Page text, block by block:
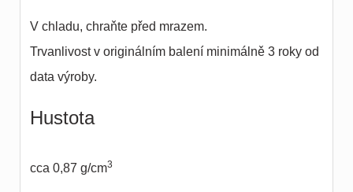
V chladu, chraňte před mrazem.
Trvanlivost v originálním balení minimálně 3 roky od
data výroby.
Hustota
cca 0,87 g/cm3